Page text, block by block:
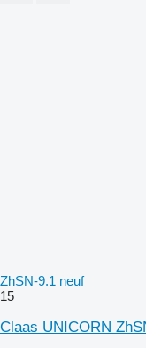
ZhSN-9.1 neuf
15
Claas UNICORN